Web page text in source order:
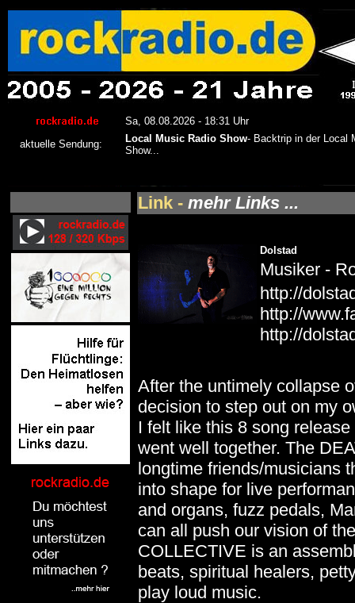
Link - mehr Links ...
Dolstad
Musiker -
http://
http://
http://
After the untimely collapse
decision to step out on my
I felt like this 8 song
went well together. The
longtime friends/musicians
into shape for live
and organs, fuzz pedals,
can all push our vision of
COLLECTIVE is an
beats, spiritual healers,
play loud music.